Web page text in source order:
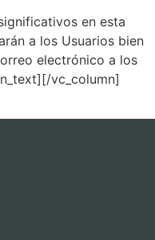
en esta
a los Usuarios bien
electrónico a los
vc_column]